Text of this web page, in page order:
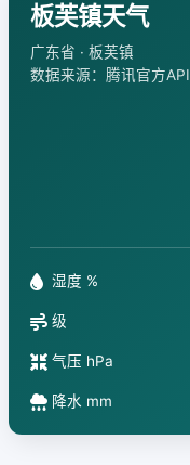
板芙镇天气
广东省 · 板芙镇
数据来源：腾讯官方API
湿度 %
级
气压 hPa
降水 mm